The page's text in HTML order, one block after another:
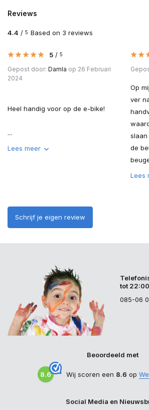
Reviews
4.4 / 5 Based on 3 reviews
5 / 5
Gepost door: Damla op 26 Februari
2024
Heel handig voor op de e-bike!
...
Lees meer
Op
ver
slaan
de
Lees
Schrijf je eigen review
tot 22:00
085-06
Beoordeeld met
8.6 Wij scoren een 8.6 op
Social Media en